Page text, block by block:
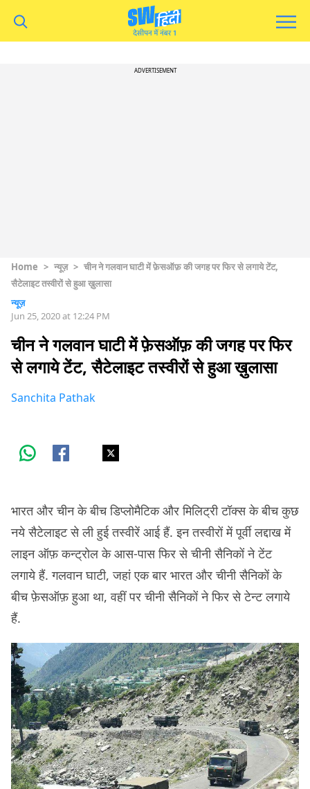
ADVERTISEMENT
Home > न्यूज़ > चीन ने गलवान घाटी में फ़ेसऑफ़ की जगह पर फिर से लगाये टेंट,
सैटेलाइट तस्वीरों से हुआ ख़ुलासा
न्यूज़
Jun 25, 2020 at 12:24 PM
चीन ने गलवान घाटी में फ़ेसऑफ़ की जगह पर फिर
से लगाये टेंट, सैटेलाइट तस्वीरों से हुआ ख़ुलासा
Sanchita Pathak
भारत और चीन के बीच डिप्लोमैटिक और मिलिट्री टॉक्स के बीच कुछ
नये सैटेलाइट से ली हुई तस्वीरें आई हैं. इन तस्वीरों में पूर्वी लद्दाख में
लाइन ऑफ़ कन्ट्रोल के आस-पास फिर से चीनी सैनिकों ने टेंट
लगाये हैं. गलवान घाटी, जहां एक बार भारत और चीनी सैनिकों के
बीच फ़ेसऑफ़ हुआ था, वहीं पर चीनी सैनिकों ने फिर से टेन्ट लगाये
हैं.